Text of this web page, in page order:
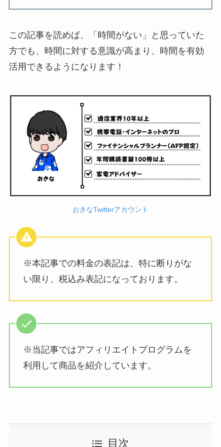
この記事を読めば、「時間がない」と思っていた
方でも、時間に対する意識が高まり、時間を有効
活用できるようになります！
おきなTwitterアカウント
※本記事での料金の表記は、特に断りがな
い限り、税込み表記になっております。
※当記事ではアフィリエイトプログラムを
利用して商品を紹介しています。
目次